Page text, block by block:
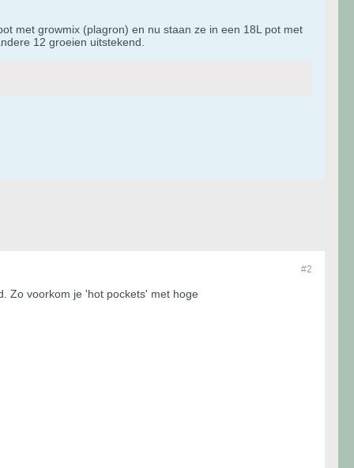
met growmix (plagron) en nu staan ze in een 18L pot met
12 groeien uitstekend.
#2
Zo voorkom je 'hot pockets' met hoge